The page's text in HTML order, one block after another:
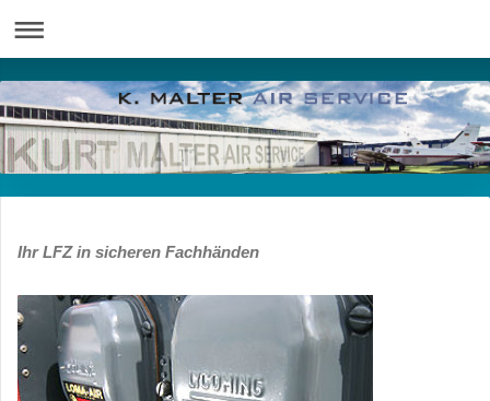
Ihr LFZ in sicheren Fachhänden